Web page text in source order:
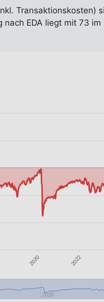
Transaktionskosten)
nach EDA liegt mit 73 im
2020 2022
2020